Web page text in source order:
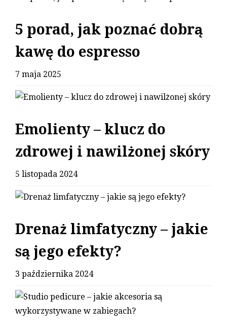
5 porad, jak poznać dobrą
kawę do espresso
7 maja 2025
Emolienty – klucz do
zdrowej i nawilżonej skóry
5 listopada 2024
Drenaż limfatyczny – jakie
są jego efekty?
3 października 2024